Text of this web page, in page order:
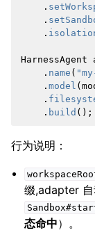
.
.
.
HarnessAgent
. name (
. model (
.
. build ();
行为说明：
缀,adapter
态命中）。